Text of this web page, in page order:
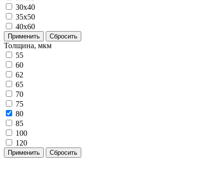
30x40
35x50
40x60
Применить Сбросить
Толщина, мкм
55
60
62
65
70
75
80
85
100
120
Применить Сбросить